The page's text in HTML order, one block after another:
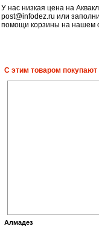
У нас низкая цена на
post@infodez.ru или
помощи корзины на нашем
С этим товаром покупают
Алмадез